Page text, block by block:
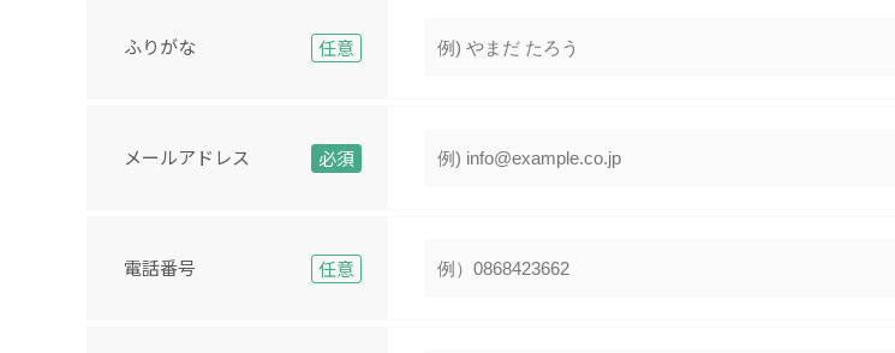
ふりがな 任意
メールアドレス 必須
電話番号 任意